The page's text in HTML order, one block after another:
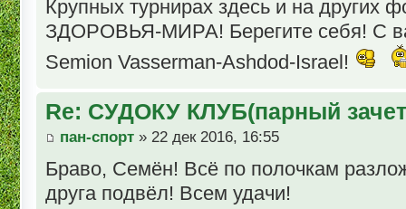
Крупных турнирах здесь и на других
ЗДОРОВЬЯ-МИРА! Берегите себя! С
Semion Vasserman-Ashdod-Israel!
Re: СУДОКУ КЛУБ(парный
пан-спорт » 22 дек 2016, 16:55
Браво, Семён! Всё по полочкам
друга подвёл! Всем удачи!